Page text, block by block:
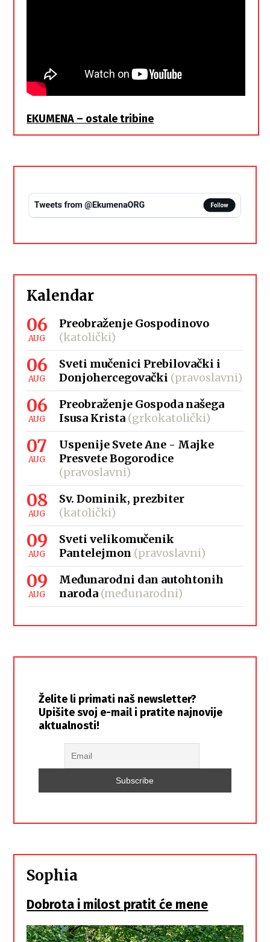
EKUMENA – ostale tribine
Kalendar
06
AUG
Preobraženje Gospodinovo
(katolički)
06
AUG
Sveti mučenici Prebilovački i
Donjohercegovački (pravoslavni)
06
AUG
Preobraženje Gospoda našega
Isusa Krista (grkokatolički)
07
AUG
Uspenije Svete Ane - Majke
Presvete Bogorodice
(pravoslavni)
08
AUG
Sv. Dominik, prezbiter
(katolički)
09
AUG
Sveti velikomučenik
Pantelejmon (pravoslavni)
09
AUG
Međunarodni dan autohtonih
naroda (međunarodni)
Želite li primati naš newsletter?
Upišite svoj e-mail i pratite najnovije
aktualnosti!
Sophia
Dobrota i milost pratit će mene